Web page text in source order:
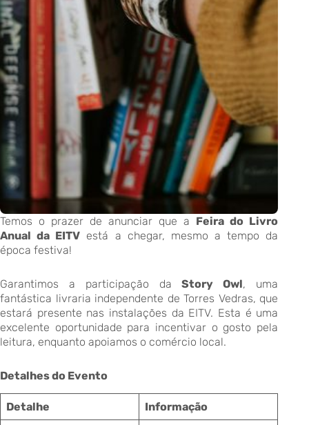
Temos o prazer de anunciar que a Feira do Livro
Anual da EITV está a chegar, mesmo a tempo da
época festiva!
Garantimos a participação daStory Owl, uma
fantástica livraria independente de Torres Vedras, que
estará presente nas instalações da EITV. Esta é uma
excelente oportunidade para incentivar o gosto pela
leitura, enquanto apoiamos o comércio local.
Detalhes do Evento
Detalhe Informação